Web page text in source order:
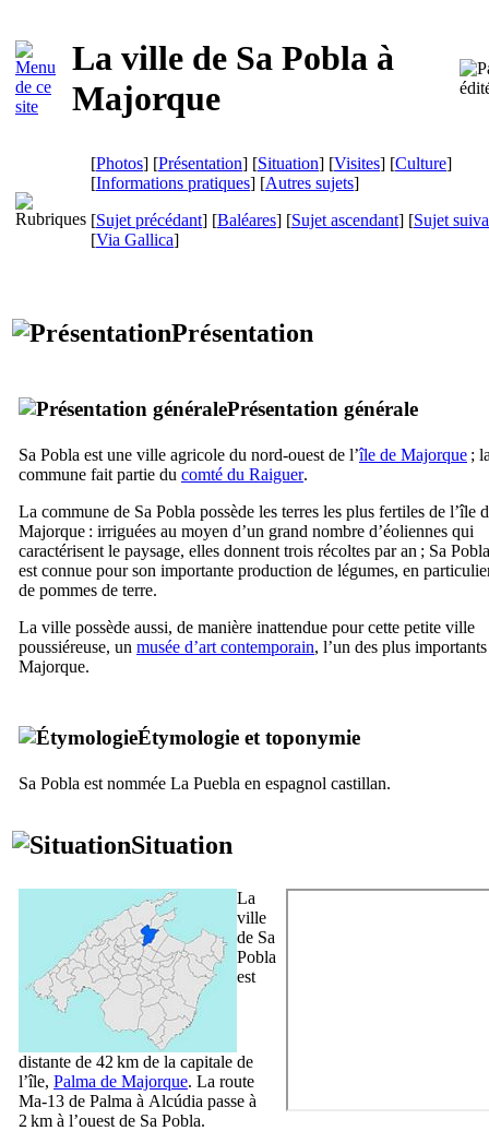
La ville de Sa Pobla à
Majorque
[Photos] [Présentation] [Situation] [Visites] [Culture]
[Informations pratiques] [Autres sujets]
[Sujet précédant] [Baléares] [Sujet ascendant] [Sujet
[Via Gallica]
Présentation
Présentation générale
Sa Pobla est une ville agricole du nord-ouest de l’île de Majorque ;
commune fait partie du comté du Raiguer.
La commune de Sa Pobla possède les terres les plus fertiles de l’île
Majorque : irriguées au moyen d’un grand nombre d’éoliennes qui
caractérisent le paysage, elles donnent trois récoltes par an ; Sa Pobla
est connue pour son importante production de légumes, en
de pommes de terre.
La ville possède aussi, de manière inattendue pour cette petite ville
poussiéreuse, un musée d’art contemporain, l’un des plus
Majorque.
Étymologie et toponymie
Sa Pobla est nommée La Puebla en espagnol castillan.
Situation
La
ville
de Sa
Pobla
est
distante de 42 km de la capitale de
l’île, Palma de Majorque. La route
Ma-13 de Palma à Alcúdia passe à
2 km à l’ouest de Sa Pobla.